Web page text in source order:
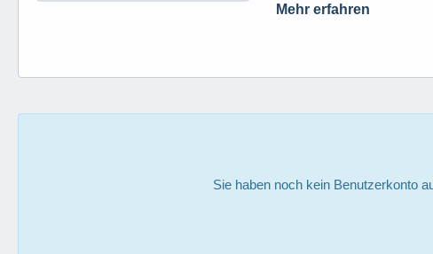
Mehr erfahren
Sie haben noch kein Benutzerkonto